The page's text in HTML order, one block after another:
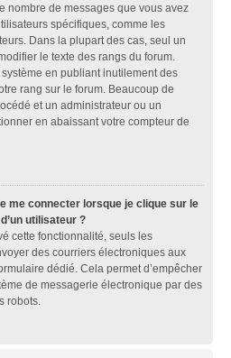
nombre de messages que vous avez
spécifiques, comme les
Dans la plupart des cas, seul un
le texte des rangs du forum.
en publiant inutilement des
rang sur le forum. Beaucoup de
et un administrateur ou un
en abaissant votre compteur de
me connecter lorsque je clique sur le
utilisateur ?
cette fonctionnalité, seuls les
des courriers électroniques aux
dédié. Cela permet d’empêcher
de messagerie électronique par des
robots.